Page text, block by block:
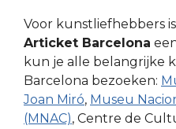
Voor kunstliefhebbers
Articket Barcelona
kun je alle belangrijke
Barcelona bezoeken:
Joan Miró, Museu
(MNAC), Centre de